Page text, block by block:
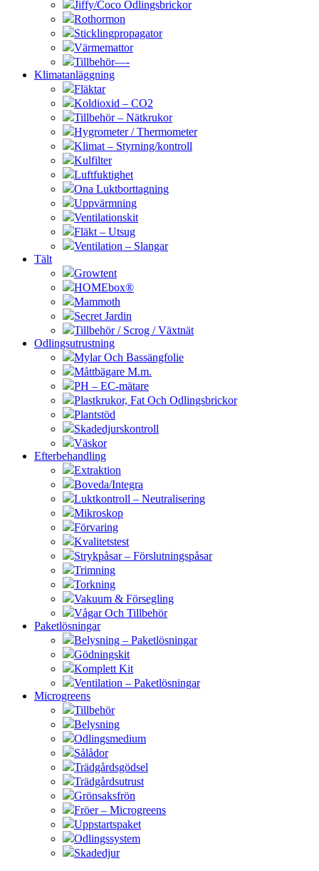
Jiffy/Coco Odlingsbrickor
Rothormon
Sticklingpropagator
Värmemattor
Tillbehör—-
Klimatanläggning
Fläktar
Koldioxid – CO2
Tillbehör – Nätkrukor
Hygrometer / Thermometer
Klimat – Styrning/kontroll
Kulfilter
Luftfuktighet
Ona Luktborttagning
Uppvärmning
Ventilationskit
Fläkt – Utsug
Ventilation – Slangar
Tält
Growtent
HOMEbox®
Mammoth
Secret Jardin
Tillbehör / Scrog / Växtnät
Odlingsutrustning
Mylar Och Bassängfolie
Måttbägare M.m.
PH – EC-mätare
Plastkrukor, Fat Och Odlingsbrickor
Plantstöd
Skadedjurskontroll
Väskor
Efterbehandling
Extraktion
Boveda/Integra
Luktkontroll – Neutralisering
Mikroskop
Förvaring
Kvalitetstest
Strykpåsar – Förslutningspåsar
Trimning
Torkning
Vakuum & Försegling
Vågar Och Tillbehör
Paketlösningar
Belysning – Paketlösningar
Gödningskit
Komplett Kit
Ventilation – Paketlösningar
Microgreens
Tillbehör
Belysning
Odlingsmedium
Sålådor
Trädgårdsgödsel
Trädgårdsutrust
Grönsaksfrön
Fröer – Microgreens
Uppstartspaket
Odlingssystem
Skadedjur